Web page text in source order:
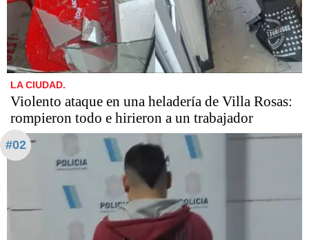
LA CIUDAD.
Violento ataque en una heladería de Villa Rosas:
rompieron todo e hirieron a un trabajador
#02